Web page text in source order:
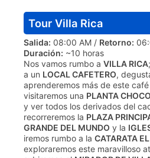
Tour Villa Rica
Salida: 08:00 AM / Retorno:
Duración: ~10 horas
Nos vamos rumbo aVILLA RICA
a un LOCAL CAFETERO,
aprenderemos más de este
visitaremos una PLANTA
y ver todos los derivados del
recorreremos la PLAZA
GRANDE DEL MUNDO y la
iremos rumbo a laCATARATA
exploraremos este maravilloso